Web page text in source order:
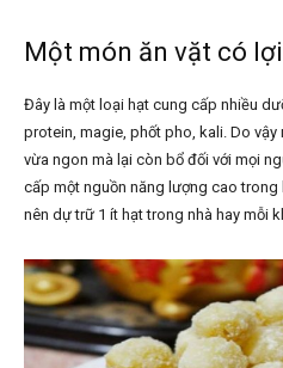
Một món ăn vặt có
Đây là một loại hạt cung cấp nhiều
protein, magie, phốt pho, kali. Do
vừa ngon mà lại còn bổ đối với mọi
cấp một nguồn năng lượng cao trong
nên dự trữ 1 ít hạt trong nhà hay mỗi